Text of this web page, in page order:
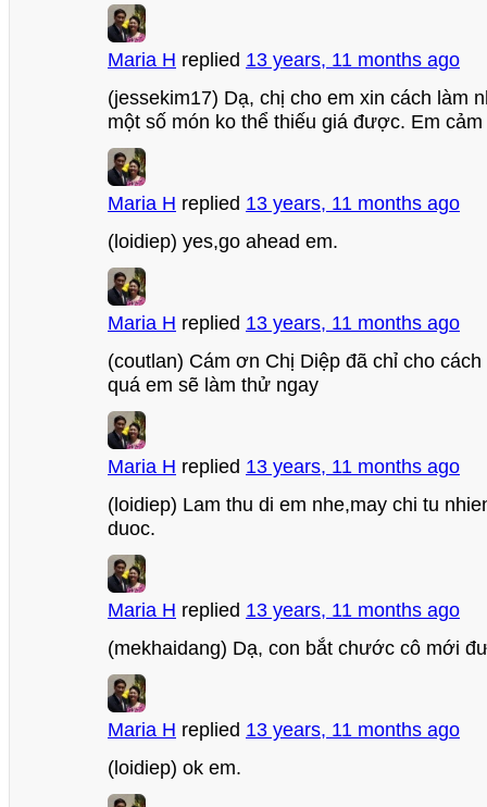
Maria H replied 13 years, 11 months ago
(jessekim17) Dạ, chị cho em xin cách làm
một số món ko thể thiếu giá được. Em
Maria H replied 13 years, 11 months ago
(loidiep) yes,go ahead em.
Maria H replied 13 years, 11 months ago
(coutlan) Cám ơn Chị Diệp đã chỉ cho
quá em sẽ làm thử ngay
Maria H replied 13 years, 11 months ago
(loidiep) Lam thu di em nhe,may chi tu
duoc.
Maria H replied 13 years, 11 months ago
(mekhaidang) Dạ, con bắt chước cô mới
Maria H replied 13 years, 11 months ago
(loidiep) ok em.